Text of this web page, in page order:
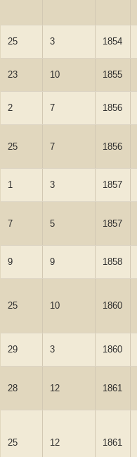
25 3 1854
23 10 1855
2 7 1856
25 7 1856
1 3 1857
7 5 1857
9 9 1858
25 10 1860
29 3 1860
28 12 1861
25 12 1861